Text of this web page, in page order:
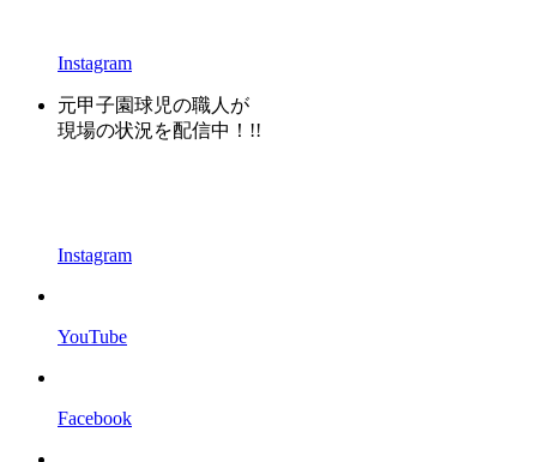
Instagram
元甲子園球児の職人が
現場の状況を配信中！!!
Instagram
YouTube
Facebook